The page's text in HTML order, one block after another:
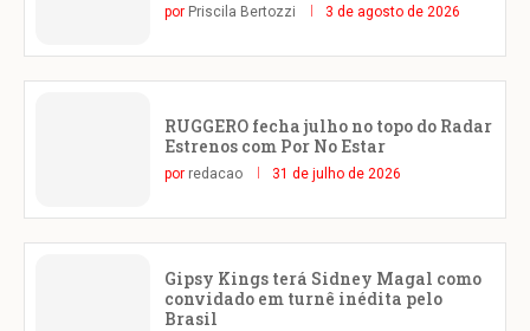
por Priscila Bertozzi 3 de agosto de 2026
RUGGERO fecha julho no topo do Radar
Estrenos com Por No Estar
por redacao 31 de julho de 2026
Gipsy Kings terá Sidney Magal como
convidado em turnê inédita pelo
Brasil